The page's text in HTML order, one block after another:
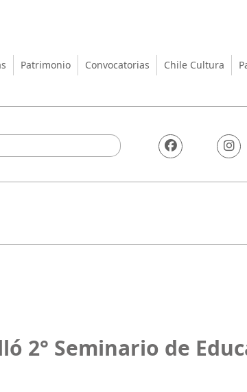
las Artes y el
Patrimonio Convocatorias Chile Cultura
2° Seminario de